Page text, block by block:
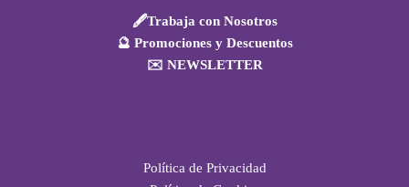
🖋️Trabaja con Nosotros
🔮 Promociones y Descuentos
✉️ NEWSLETTER
Política de Privacidad